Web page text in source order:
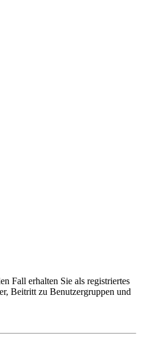
Fall erhalten Sie als registriertes
Beitritt zu Benutzergruppen und